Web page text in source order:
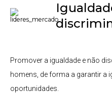
Promover a igualdade e não
homens, de forma a garantir a
oportunidades.